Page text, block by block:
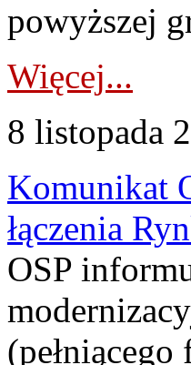
powyższej
Więcej...
8 listopada
Komunikat
łączenia
OSP